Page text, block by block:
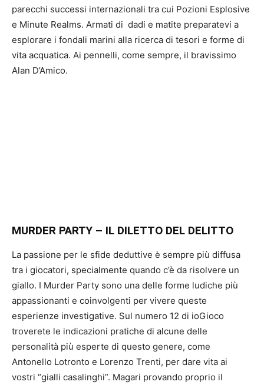
parecchi successi internazionali tra cui Pozioni Esplosive
e Minute Realms. Armati di dadi e matite preparatevi a
esplorare i fondali marini alla ricerca di tesori e forme di
vita acquatica. Ai pennelli, come sempre, il bravissimo
Alan D’Amico.
MURDER PARTY – IL DILETTO DEL DELITTO
La passione per le sfide deduttive è sempre più diffusa
tra i giocatori, specialmente quando c’è da risolvere un
giallo. I Murder Party sono una delle forme ludiche più
appassionanti e coinvolgenti per vivere queste
esperienze investigative. Sul numero 12 di ioGioco
troverete le indicazioni pratiche di alcune delle
personalità più esperte di questo genere, come
Antonello Lotronto e Lorenzo Trenti, per dare vita ai
vostri “gialli casalinghi”. Magari provando proprio il